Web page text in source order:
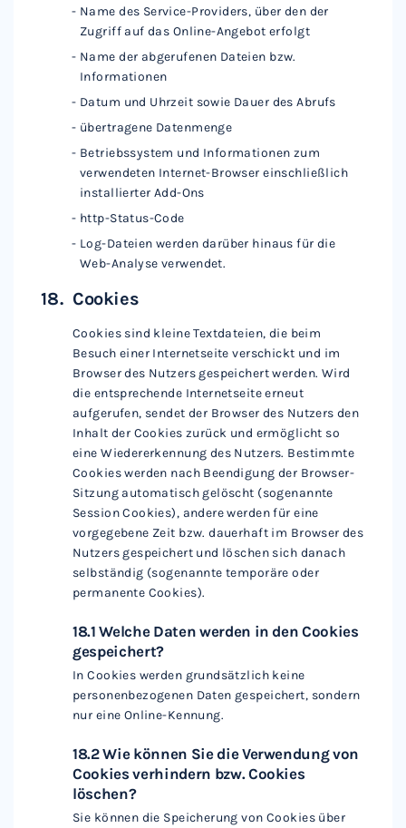
Name des Service-Providers, über den der
Zugriff auf das Online-Angebot erfolgt
Name der abgerufenen Dateien bzw.
Informationen
Datum und Uhrzeit sowie Dauer des Abrufs
übertragene Datenmenge
Betriebssystem und Informationen zum
verwendeten Internet-Browser einschließlich
installierter Add-Ons
http-Status-Code
Log-Dateien werden darüber hinaus für die
Web-Analyse verwendet.
Cookies
Cookies sind kleine Textdateien, die beim
Besuch einer Internetseite verschickt und im
Browser des Nutzers gespeichert werden. Wird
die entsprechende Internetseite erneut
aufgerufen, sendet der Browser des Nutzers den
Inhalt der Cookies zurück und ermöglicht so
eine Wiedererkennung des Nutzers. Bestimmte
Cookies werden nach Beendigung der Browser-
Sitzung automatisch gelöscht (sogenannte
Session Cookies), andere werden für eine
vorgegebene Zeit bzw. dauerhaft im Browser des
Nutzers gespeichert und löschen sich danach
selbständig (sogenannte temporäre oder
permanente Cookies).
18.1 Welche Daten werden in den Cookies
gespeichert?
In Cookies werden grundsätzlich keine
personenbezogenen Daten gespeichert, sondern
nur eine Online-Kennung.
18.2 Wie können Sie die Verwendung von
Cookies verhindern bzw. Cookies
löschen?
Sie können die Speicherung von Cookies über